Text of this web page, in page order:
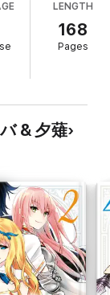
LENGTH
168
Pages
& 夕薙